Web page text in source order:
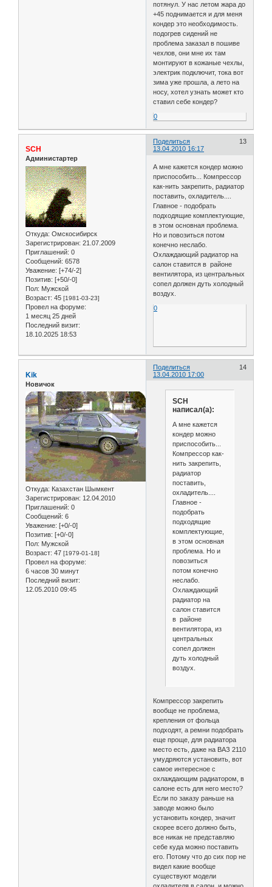
потянул. У нас летом жара до
+45 поднимается и для меня
кондер это необходимость.
подогрев сидений не
проблема заказал в пошиве
чехлов, они мне их там
монтируют в кожаные чехлы,
электрик подключит, тока вот
зима уже прошла, а лето на
носу, хотел узнать может кто
ставил себе кондер?
0
Поделиться
13
13.04.2010 16:17
SCH
Администартер
Откуда: Омскосибирск
Зарегистрирован: 21.07.2009
Приглашений: 0
Сообщений: 6578
Уважение: [+74/-2]
Позитив: [+50/-0]
Пол: Мужской
Возраст: 45 [1981-03-23]
Провел на форуме:
1 месяц 25 дней
Последний визит:
18.10.2025 18:53
А мне кажется кондер можно
приспособить... Компрессор
как-нить закрепить, радиатор
поставить, охладитель....
Главное - подобрать
подходящие комплектующие,
в этом основная проблема.
Но и повозиться потом
конечно неслабо.
Охлаждающий радиатор на
салон ставится в районе
вентилятора, из центральных
сопел должен дуть холодный
воздух.
0
Поделиться
14
13.04.2010 17:00
Kik
Новичок
Откуда: Казахстан Шымкент
Зарегистрирован: 12.04.2010
Приглашений: 0
Сообщений: 6
Уважение: [+0/-0]
Позитив: [+0/-0]
Пол: Мужской
Возраст: 47 [1979-01-18]
Провел на форуме:
6 часов 30 минут
Последний визит:
12.05.2010 09:45
SCH
написал(а):
А мне кажется
кондер можно
приспособить...
Компрессор как-
нить закрепить,
радиатор
поставить,
охладитель....
Главное -
подобрать
подходящие
комплектующие,
в этом основная
проблема. Но и
повозиться
потом конечно
неслабо.
Охлаждающий
радиатор на
салон ставится
в районе
вентилятора, из
центральных
сопел должен
дуть холодный
воздух.
Компрессор закрепить
вообще не проблема,
крепления от фольца
подходят, а ремни подобрать
еще проще, для радиатора
место есть, даже на ВАЗ 2110
умудряются установить, вот
самое интересное с
охлаждающим радиатором, в
салоне есть для него место?
Если по заказу раньше на
заводе можно было
установить кондер, значит
скорее всего должно быть,
все никак не представляю
себе куда можно поставить
его. Потому что до сих пор не
видел какие вообще
существуют модели